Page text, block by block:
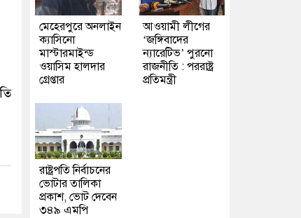
মেহেরপুরে অনলাইন
ক্যাসিনো
মাস্টারমাইন্ড
ওয়াসিম হালদার
গ্রেপ্তার
আওয়ামী লীগের
‘জঙ্গিবাদের
ন্যারেটিভ’ পুরনো
রাজনীতি : পররাষ্ট্র
প্রতিমন্ত্রী
রাষ্ট্রপতি নির্বাচনের
ভোটার তালিকা
প্রকাশ, ভোট দেবেন
৩৪৯ এমপি